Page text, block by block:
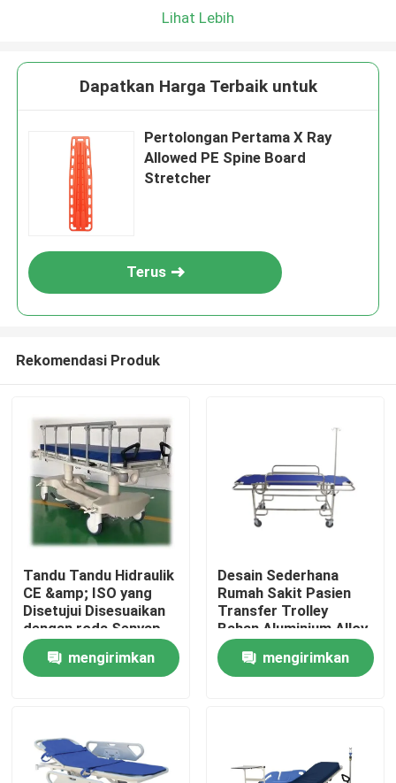
Rumah
Produk
Lihat Lebih
Dapatkan Harga Terbaik untuk
Pertolongan Pertama X Ray
Allowed PE Spine Board
Stretcher
Terus
Rekomendasi Produk
Tandu Tandu Hidraulik
CE &amp; ISO yang
Disetujui Disesuaikan
dengan roda Senyap
mengirimkan
Desain Sederhana
Rumah Sakit Pasien
Transfer Trolley
Bahan Aluminium Alloy
mengirimkan